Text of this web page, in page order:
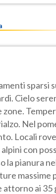
sparsi
Cielo
Nel
Locali
con
la pianura
massime
ai 35